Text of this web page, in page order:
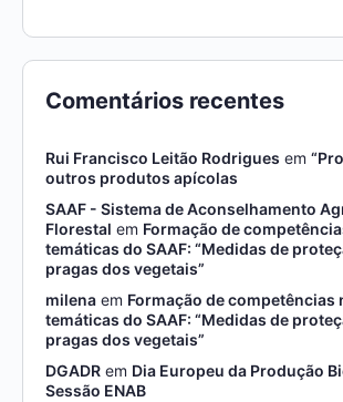
Comentários recentes
Rui Francisco Leitão Rodrigues em
outros produtos apícolas
SAAF - Sistema de Aconselhamento
Florestal em Formação de
temáticas do SAAF: “Medidas de
pragas dos vegetais”
milena em Formação de competências
temáticas do SAAF: “Medidas de
pragas dos vegetais”
DGADR em Dia Europeu da Produção
Sessão ENAB